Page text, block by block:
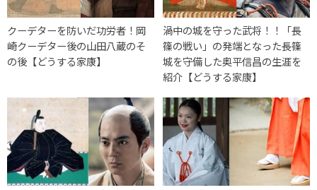
クーデターを防いだ功労者！岡
崎クーデター後の山田八蔵のそ
の後【どうする家康】
渦中の城を守った武将！！「長
篠の戦い」の発端となった長篠
城を守備した奥平信昌の生涯を
紹介【どうする家康】